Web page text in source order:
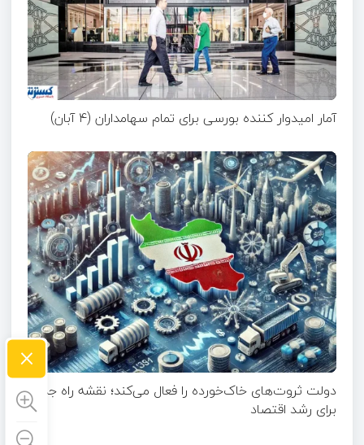
آمار امیدوار کننده بورسی برای تمام سهامداران (۴ آبان)
دولت ثروت‌های خاک‌خورده را فعال می‌کند؛ نقشه راه جدید
برای رشد اقتصاد
×